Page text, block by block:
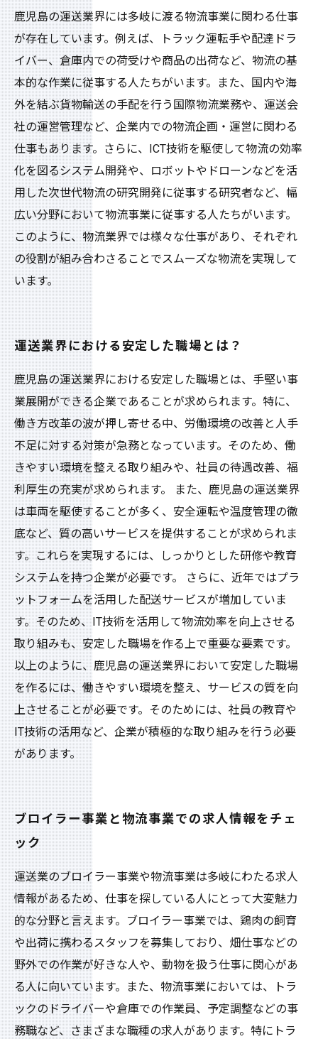
鹿児島の運送業界には多岐に渡る物流事業に関わる仕事
が存在しています。例えば、トラック運転手や配達ドラ
イバー、倉庫内での荷受けや商品の出荷など、物流の基
本的な作業に従事する人たちがいます。また、国内や海
外を結ぶ貨物輸送の手配を行う国際物流業務や、運送会
社の運営管理など、企業内での物流企画・運営に関わる
仕事もあります。さらに、ICT技術を駆使して物流の効率
化を図るシステム開発や、ロボットやドローンなどを活
用した次世代物流の研究開発に従事する研究者など、幅
広い分野において物流事業に従事する人たちがいます。
このように、物流業界では様々な仕事があり、それぞれ
の役割が組み合わさることでスムーズな物流を実現して
います。
運送業界における安定した職場とは？
鹿児島の運送業界における安定した職場とは、手堅い事
業展開ができる企業であることが求められます。特に、
働き方改革の波が押し寄せる中、労働環境の改善と人手
不足に対する対策が急務となっています。そのため、働
きやすい環境を整える取り組みや、社員の待遇改善、福
利厚生の充実が求められます。 また、鹿児島の運送業界
は車両を駆使することが多く、安全運転や温度管理の徹
底など、質の高いサービスを提供することが求められま
す。これらを実現するには、しっかりとした研修や教育
システムを持つ企業が必要です。 さらに、近年ではプラ
ットフォームを活用した配送サービスが増加していま
す。そのため、IT技術を活用して物流効率を向上させる
取り組みも、安定した職場を作る上で重要な要素です。
以上のように、鹿児島の運送業界において安定した職場
を作るには、働きやすい環境を整え、サービスの質を向
上させることが必要です。そのためには、社員の教育や
IT技術の活用など、企業が積極的な取り組みを行う必要
があります。
ブロイラー事業と物流事業での求人情報をチェ
ック
運送業のブロイラー事業や物流事業は多岐にわたる求人
情報があるため、仕事を探している人にとって大変魅力
的な分野と言えます。ブロイラー事業では、鶏肉の飼育
や出荷に携わるスタッフを募集しており、畑仕事などの
野外での作業が好きな人や、動物を扱う仕事に関心があ
る人に向いています。また、物流事業においては、トラ
ックのドライバーや倉庫での作業員、予定調整などの事
務職など、さまざまな職種の求人があります。特にトラ